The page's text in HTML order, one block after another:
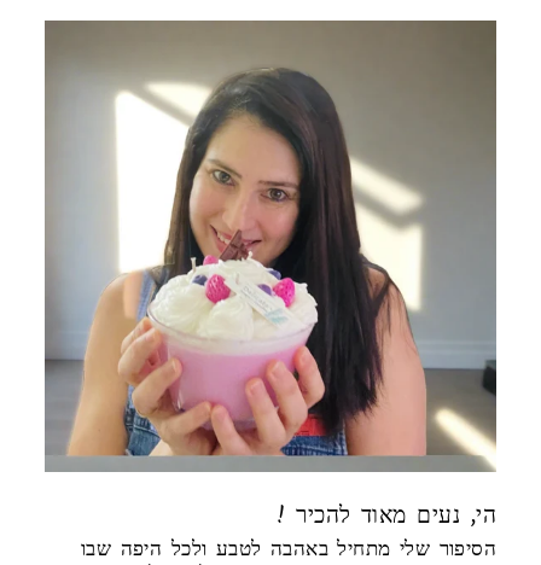
! הי, נעים מאוד להכיר
הסיפור שלי מתחיל באהבה לטבע ולכל היפה שבו